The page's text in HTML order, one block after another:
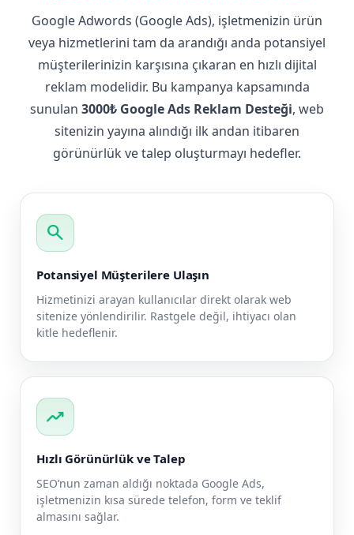
Google Adwords (Google Ads), işletmenizin ürün
veya hizmetlerini tam da arandığı anda potansiyel
müşterilerinizin karşısına çıkaran en hızlı dijital
reklam modelidir. Bu kampanya kapsamında
sunulan 3000₺ Google Ads Reklam Desteği, web
sitenizin yayına alındığı ilk andan itibaren
görünürlük ve talep oluşturmayı hedefler.
search
Potansiyel Müşterilere Ulaşın
Hizmetinizi arayan kullanıcılar direkt olarak web
sitenize yönlendirilir. Rastgele değil, ihtiyacı olan
kitle hedeflenir.
trending_up
Hızlı Görünürlük ve Talep
SEO’nun zaman aldığı noktada Google Ads,
işletmenizin kısa sürede telefon, form ve teklif
almasını sağlar.